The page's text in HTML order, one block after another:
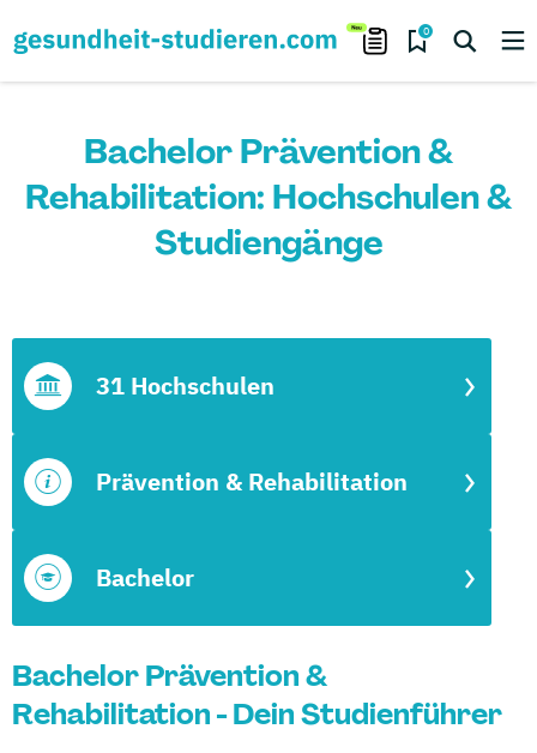
0
Bachelor Prävention &
Rehabilitation: Hochschulen &
Studiengänge
Bachelor
Prävention & Rehabilitation
31 Hochschulen
Bachelor Prävention &
Rehabilitation - Dein Studienführer